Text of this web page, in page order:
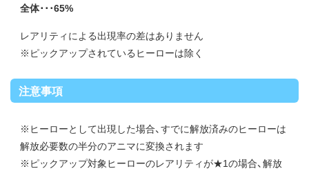
全体･･･65%
レアリティによる出現率の差はありません
※ピックアップされているヒーローは除く
注意事項
※ヒーローとして出現した場合、すでに解放済みのヒーローは
解放必要数の半分のアニマに変換されます
※ピックアップ対象ヒーローのレアリティが★1の場合、解放